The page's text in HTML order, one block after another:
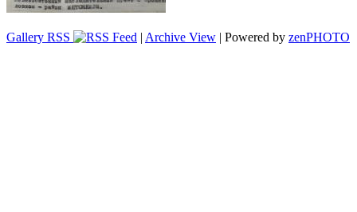
Gallery RSS | Archive View | Powered by zenPHOTO